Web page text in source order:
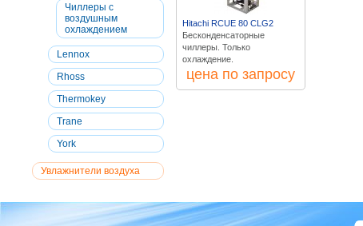
Чиллеры с
воздушным
охлаждением
Lennox
Rhoss
Thermokey
Trane
York
Увлажнители воздуха
Hitachi RCUE 80 CLG2
Бесконденсаторные
чиллеры. Только
охлаждение.
цена по запросу